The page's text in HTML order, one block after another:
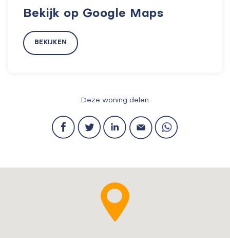
Bekijk op Google Maps
BEKIJKEN
Deze woning delen